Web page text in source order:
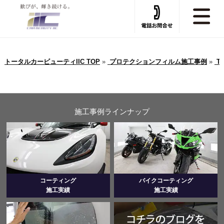
トータルカービューティIIC TOP» プロテクションフィルム施工事例 »
施工事例ラインナップ
コーティング
施工実績
バイクコーティング
施工実績